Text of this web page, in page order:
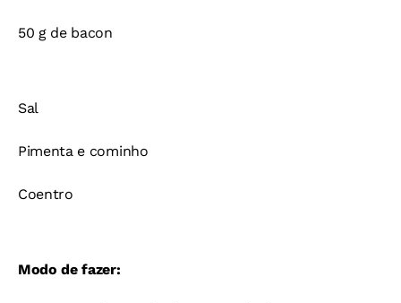
50 g de bacon
Sal
Pimenta e cominho
Coentro
Modo de fazer: